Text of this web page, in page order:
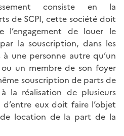
consiste en la
de SCPI, cette société doit
l’engagement de louer le
la souscription, dans les
une personne autre qu’un
ou un membre de son foyer
souscription de parts de
la réalisation de plusieurs
eux doit faire l’objet
de location de la part de la